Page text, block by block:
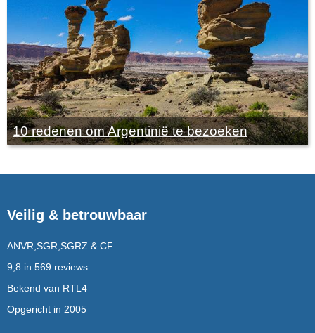
10 redenen om Argentinië te bezoeken
Veilig & betrouwbaar
ANVR,SGR,SGRZ & CF
9,8 in 569 reviews
Bekend van RTL4
Opgericht in 2005